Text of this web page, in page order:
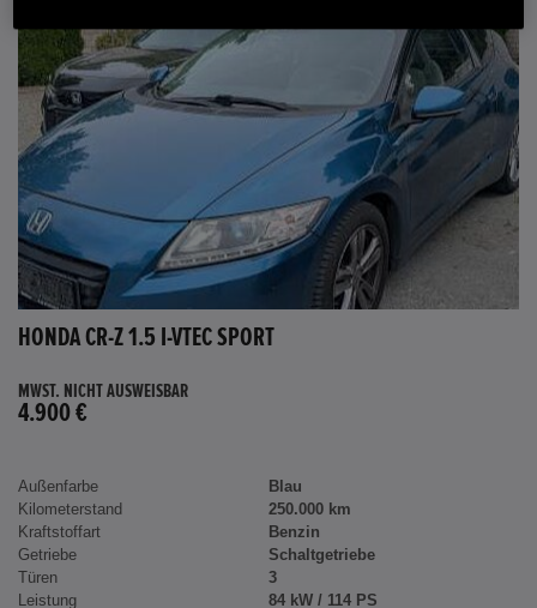
HONDA CR-Z 1.5 I-VTEC SPORT
MWST. NICHT AUSWEISBAR
4.900 €
Außenfarbe
Blau
Kilometerstand
250.000 km
Kraftstoffart
Benzin
Getriebe
Schaltgetriebe
Türen
3
Leistung
84 kW / 114 PS